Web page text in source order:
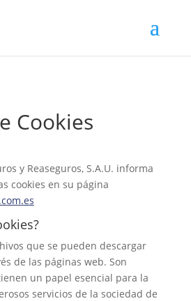
Cookies
y Reaseguros, S.A.U. informa
cookies en su página
que se pueden descargar
de las páginas web. Son
un papel esencial para la
servicios de la sociedad de